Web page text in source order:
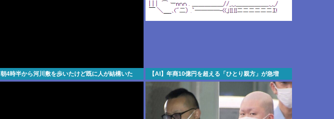
朝4時半から河川敷を歩いたけど既に人が結構いた 【AI】年商10億円を超える「ひとり親方」が急増